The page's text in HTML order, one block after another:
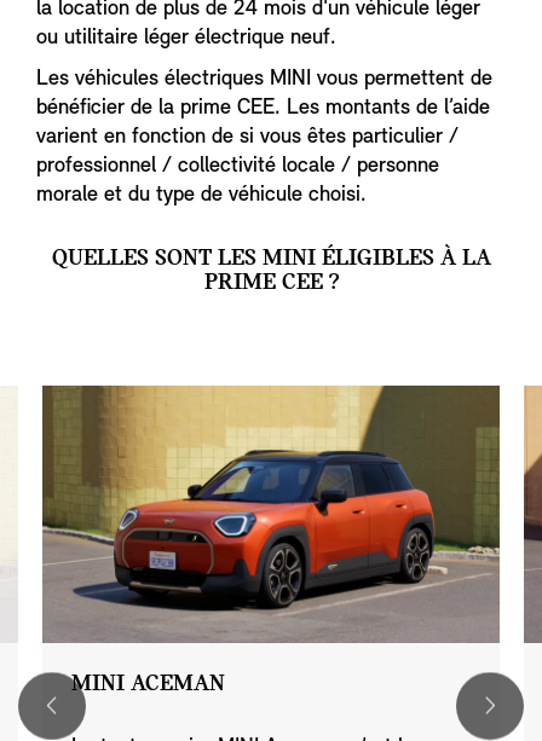
la location de plus de 24 mois d'un véhicule léger
ou utilitaire léger électrique neuf.
Les véhicules électriques MINI vous permettent de
bénéficier de la prime CEE. Les montants de l’aide
varient en fonction de si vous êtes particulier /
professionnel / collectivité locale / personne
morale et du type de véhicule choisi.
QUELLES SONT LES MINI ÉLIGIBLES À LA
PRIME CEE ?
MINI ACEMAN